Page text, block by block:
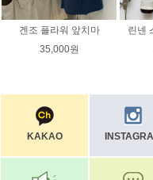
겐조 플라워 앞치마
35,000원
린넨
KAKAO